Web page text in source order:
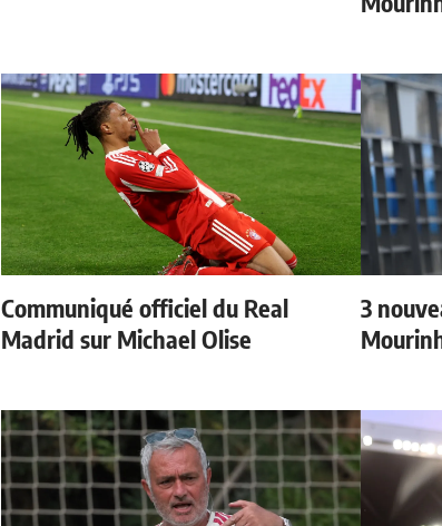
Communiqué officiel du Real
Madrid sur Michael Olise
3